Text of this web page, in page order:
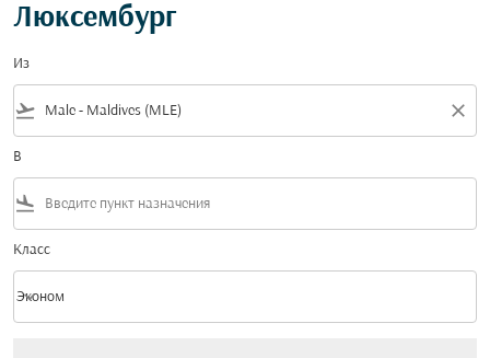
Люксембург
Из
flight_takeoff close
В
flight_land
Класс
Класс option Эконом Selected
Эконом
keyboard_arrow_down